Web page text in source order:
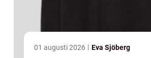
01 augusti 2026 Eva Sjöberg